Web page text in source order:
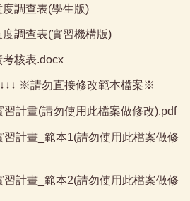
調查表(學生版)
調查表(實習機構版)
核表.docx
※請勿直接修改範本檔案※
計畫(請勿使用此檔案做修改).pdf
計畫_範本1(請勿使用此檔案做修
計畫_範本2(請勿使用此檔案做修